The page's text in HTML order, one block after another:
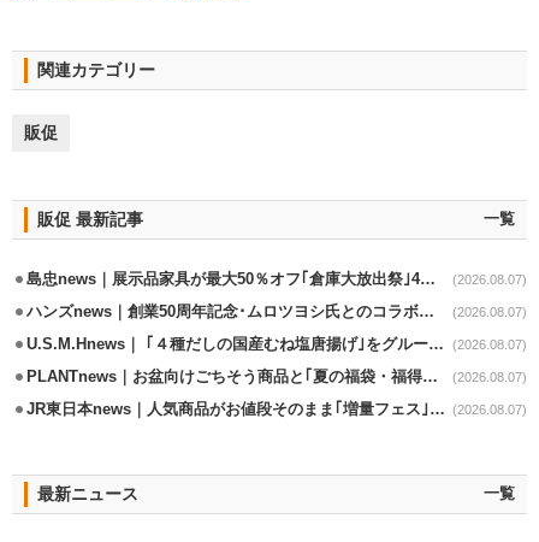
関連カテゴリー
販促
販促 最新記事 一覧
島忠news｜展示品家具が最大50％オフ｢倉庫大放出祭｣4店舗限定で開催 (2026.08.07)
ハンズnews｜創業50周年記念･ムロツヨシ氏とのコラボ企画｢ムロハンズ｣開催 (2026.08.07)
U.S.M.Hnews｜ ｢４種だしの国産むね塩唐揚げ｣をグループ610店で共同販促 (2026.08.07)
PLANTnews｜お盆向けごちそう商品と｢夏の福袋・福得カート｣8/8から開催 (2026.08.07)
JR東日本news｜人気商品がお値段そのまま｢増量フェス｣8/18から開催 (2026.08.07)
最新ニュース 一覧